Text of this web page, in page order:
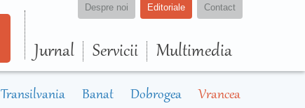
Despre noi Editoriale Contact
Jurnal Servicii Multimedia
Transilvania Banat Dobrogea Vrancea